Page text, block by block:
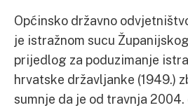
Općinsko državno
je istražnom sucu
prijedlog za poduzimanje
hrvatske državljanke (1949.)
sumnje da je od travnja